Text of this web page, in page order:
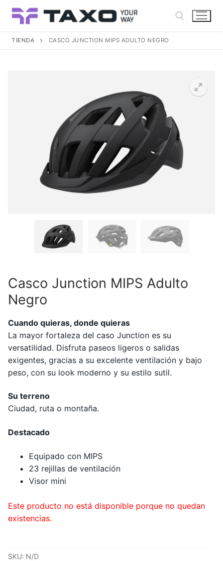
TIENDA CASCO JUNCTION MIPS ADULTO NEGRO
Casco Junction MIPS Adulto
Negro
Cuando quieras, donde quieras
La mayor fortaleza del caso Junction es su
versatilidad. Disfruta paseos ligeros o salidas
exigentes, gracias a su excelente ventilación y bajo
peso, con su look moderno y su estilo sutil.
Su terreno
Ciudad, ruta o montaña.
Destacado
Equipado con MIPS
23 rejillas de ventilación
Visor mini
Este producto no está disponible porque no quedan
existencias.
SKU: N/D